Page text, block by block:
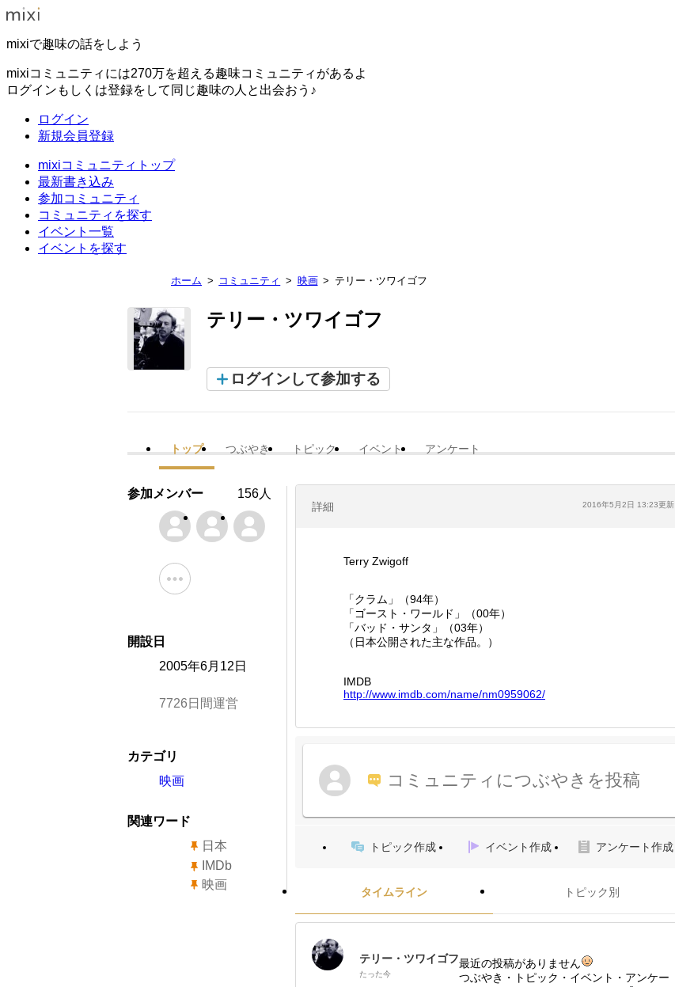
mixiで趣味の話をしよう
mixiコミュニティには270万を超える趣味コミュニティがあるよ
ログインもしくは登録をして同じ趣味の人と出会おう♪
ログイン
新規会員登録
mixiコミュニティトップ
最新書き込み
参加コミュニティ
コミュニティを探す
イベント一覧
イベントを探す
ホーム コミュニティ 映画 テリー・ツワイゴフ
テリー・ツワイゴフ
ログインして参加する
トップ つぶやき トピック イベント アンケート
詳細 2016年5月2日 13:23更新
Terry Zwigoff
「クラム」（94年）
「ゴースト・ワールド」（00年）
「バッド・サンタ」（03年）
（日本公開された主な作品。）
IMDB
http://www.imdb.com/name/nm0959062/
コミュニティにつぶやきを投稿
トピック作成 イベント作成 アンケート作成
タイムライン トピック別
テリー・ツワイゴフ
たった今
最近の投稿がありません
つぶやき・トピック・イベント・アンケー
参加メンバー 156人
開設日
2005年6月12日
7726日間運営
カテゴリ
映画
関連ワード
日本
IMDb
映画